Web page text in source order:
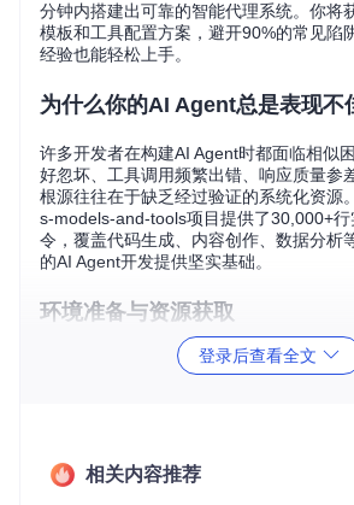
分钟内搭建出可靠的智能代理系统。你将
模板和工具配置方案，避开90%的常见陷
经验也能轻松上手。
为什么你的AI Agent总是表现不
许多开发者在构建AI Agent时都面临相似
好忽坏、工具调用频繁出错、响应质量参
根源往往在于缺乏经过验证的系统化资源
s-models-and-tools项目提供了30,000+
令，覆盖代码生成、内容创作、数据分析
的AI Agent开发提供坚实基础。
环境准备与资源获取
Node.js 18.x+（运行时环境）
现代浏览器（Chrome 110+或Edge
登录后查看全文
相关内容推荐